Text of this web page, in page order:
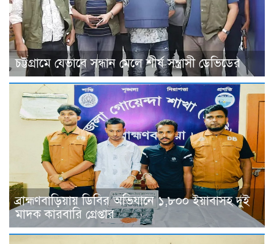
চট্টগ্রামে যেভাবে সন্ধান মেলে শীর্ষ সন্ত্রাসী ডেভিডের
ব্রাহ্মণবাড়িয়ায় ডিবির অভিযানে ১,৮০০ ইয়াবাসহ দুই
মাদক কারবারি গ্রেপ্তার